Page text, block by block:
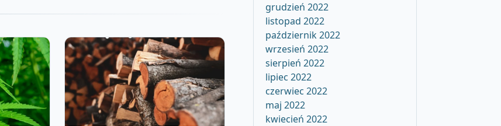
grudzień 2022
listopad 2022
październik 2022
wrzesień 2022
sierpień 2022
lipiec 2022
czerwiec 2022
maj 2022
kwiecień 2022